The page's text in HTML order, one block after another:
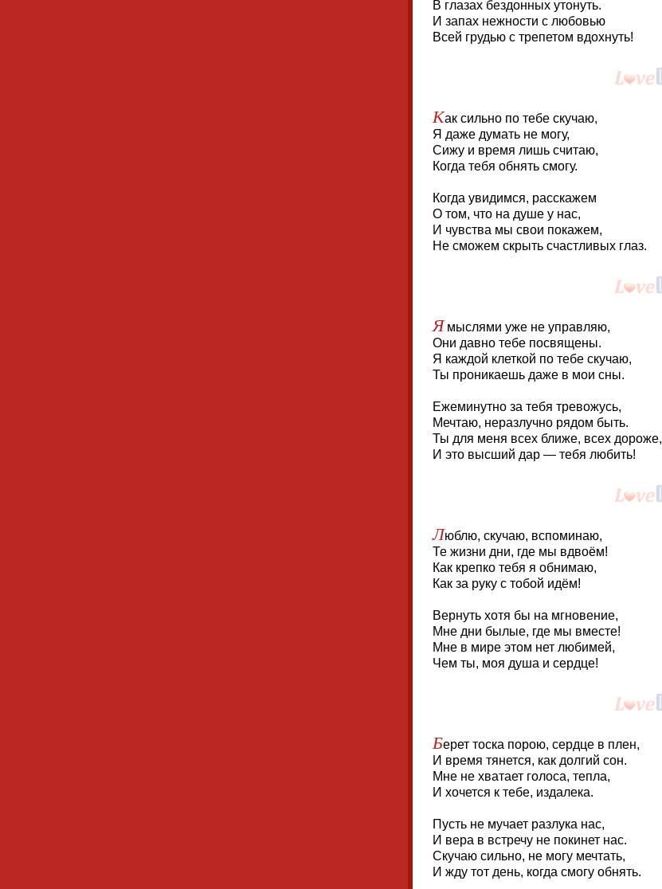
В глазах бездонных утонуть.
И запах нежности с любовью
Всей грудью с трепетом вдохнуть!
Как сильно по тебе скучаю,
Я даже думать не могу,
Сижу и время лишь считаю,
Когда тебя обнять смогу.
Когда увидимся, расскажем
О том, что на душе у нас,
И чувства мы свои покажем,
Не сможем скрыть счастливых глаз.
Я мыслями уже не управляю,
Они давно тебе посвящены.
Я каждой клеткой по тебе скучаю,
Ты проникаешь даже в мои сны.
Ежеминутно за тебя тревожусь,
Мечтаю, неразлучно рядом быть.
Ты для меня всех ближе, всех дороже,
И это высший дар — тебя любить!
Люблю, скучаю, вспоминаю,
Те жизни дни, где мы вдвоём!
Как крепко тебя я обнимаю,
Как за руку с тобой идём!
Вернуть хотя бы на мгновение,
Мне дни былые, где мы вместе!
Мне в мире этом нет любимей,
Чем ты, моя душа и сердце!
Берет тоска порою, сердце в плен,
И время тянется, как долгий сон.
Мне не хватает голоса, тепла,
И хочется к тебе, издалека.
Пусть не мучает разлука нас,
И вера в встречу не покинет нас.
Скучаю сильно, не могу мечтать,
И жду тот день, когда смогу обнять.